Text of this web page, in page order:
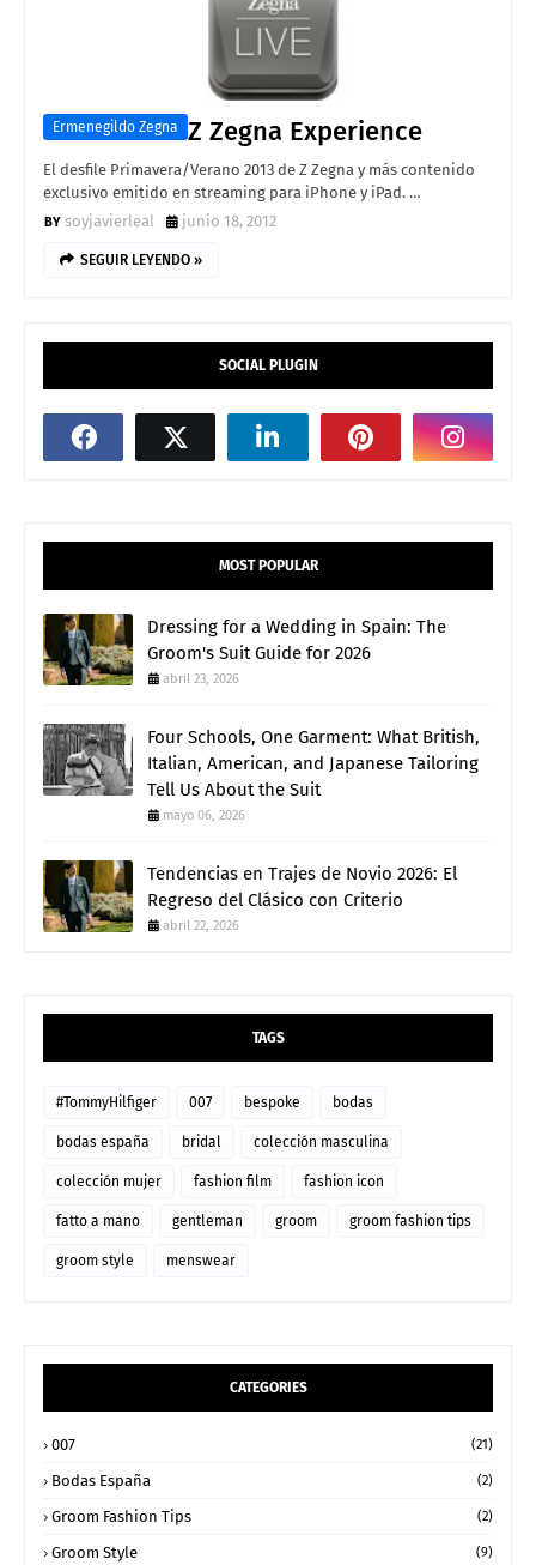
Ermenegildo Zegna Z Zegna Experience
El desfile Primavera/Verano 2013 de Z Zegna y más contenido
exclusivo emitido en streaming para iPhone y iPad. …
soyjavierleal
junio 18, 2012
SEGUIR LEYENDO »
SOCIAL PLUGIN
MOST POPULAR
Dressing for a Wedding in Spain: The
Groom's Suit Guide for 2026
abril 23, 2026
Four Schools, One Garment: What British,
Italian, American, and Japanese Tailoring
Tell Us About the Suit
mayo 06, 2026
Tendencias en Trajes de Novio 2026: El
Regreso del Clásico con Criterio
abril 22, 2026
TAGS
#TommyHilfiger 007 bespoke bodas
bodas españa bridal colección masculina
colección mujer fashion film fashion icon
fatto a mano gentleman groom groom fashion tips
groom style menswear
CATEGORIES
007 (21)
Bodas España (2)
Groom Fashion Tips (2)
Groom Style (9)